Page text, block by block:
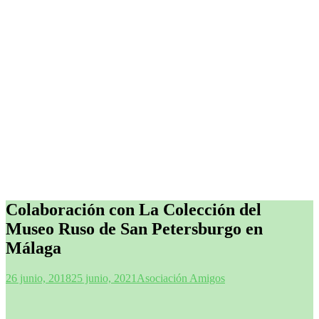
Colaboración con La Colección del
Museo Ruso de San Petersburgo en
Málaga
26 junio, 201825 junio, 2021 Asociación Amigos